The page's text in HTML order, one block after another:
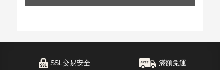
SSL交易安全 滿額免運